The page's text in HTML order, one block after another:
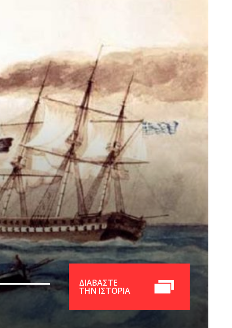
ΔΙΑΒΑΣΤΕ
ΤΗΝ ΙΣΤΟΡΙΑ